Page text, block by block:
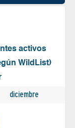
activos
WildList)
diciembre